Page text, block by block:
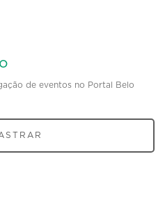
de eventos no Portal Belo